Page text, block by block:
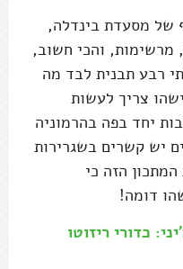
של מסעדת בינדלה,
מרשימות, והכי חשוב,
רבע תבנית לבד מה
צריך לעשות
יחד בפה בהרמוניה
יש קשרים בשגרירות
הזה כי
דומה!
כדורי ריזוטו